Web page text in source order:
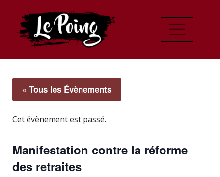
« Tous les Évènements
Cet évènement est passé.
Manifestation contre la réforme
des retraites